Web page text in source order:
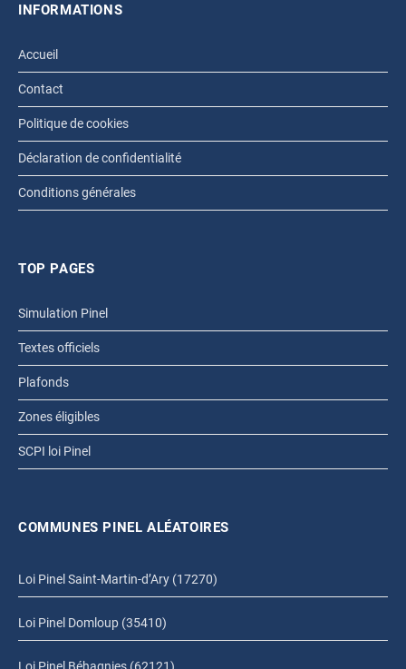
INFORMATIONS
Accueil
Contact
Politique de cookies
Déclaration de confidentialité
Conditions générales
TOP PAGES
Simulation Pinel
Textes officiels
Plafonds
Zones éligibles
SCPI loi Pinel
COMMUNES PINEL ALÉATOIRES
Loi Pinel Saint-Martin-d’Ary (17270)
Loi Pinel Domloup (35410)
Loi Pinel Béhagnies (62121)